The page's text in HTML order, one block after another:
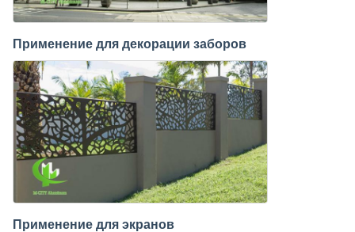
Применение для декорации заборов
Применение для экранов